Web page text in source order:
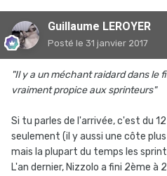
Guillaume LEROYER
Posté le 31 janvier 2017
"Il y a un méchant raidard dans le
vraiment propice aux sprinteurs"
Si tu parles de l'arrivée, c'est du
seulement (il y aussi une côte
mais la plupart du temps les
L'an dernier, Nizzolo a fini 2ème